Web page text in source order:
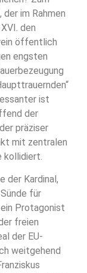
im Rahmen
den
öffentlich
engsten
ist
der
präziser
mit zentralen
kollidiert.
der Kardinal,
für
Protagonist
freien
der EU-
weitgehend